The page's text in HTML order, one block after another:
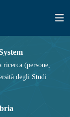
ricerca (persone,
degli Studi